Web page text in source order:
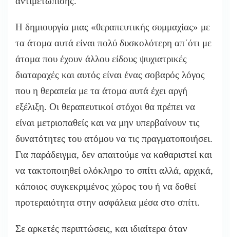
Η δημιουργία μιας «θεραπευτικής συμμαχίας» με
τα άτομα αυτά είναι πολύ δυσκολότερη απ΄ότι με
άτομα που έχουν άλλου είδους ψυχιατρικές
διαταραχές και αυτός είναι ένας σοβαρός λόγος
που η θεραπεία με τα άτομα αυτά έχει αργή
εξέλιξη. Οι θεραπευτικοί στόχοι θα πρέπει να
είναι μετριοπαθείς και να μην υπερβαίνουν τις
δυνατότητες του ατόμου να τις πραγματοποιήσει.
Για παράδειγμα, δεν απαιτούμε να καθαριστεί και
να τακτοποιηθεί ολόκληρο το σπίτι αλλά, αρχικά,
κάποιος συγκεκριμένος χώρος του ή να δοθεί
προτεραιότητα στην ασφάλεια μέσα στο σπίτι.
Σε αρκετές περιπτώσεις, και ιδιαίτερα όταν